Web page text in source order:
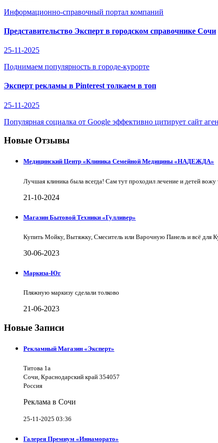
Информационно-справочный портал компаний
Представительство Эксперт в городском справочнике Сочи
25-11-2025
Поднимаем популярность в городе-курорте
Эксперт рекламы в Pinterest толкаем в топ
25-11-2025
Популярная социалка от Google эффективно цитирует сайт
Новые Отзывы
Медицинский Центр «Клиника Семейной Медицины «НАДЕЖДА»
Лучшая клиника была всегда! Сам тут проходил лечение и детей вожу
21-10-2024
Магазин Бытовой Техники «Гулливер»
Купить Мойку, Вытяжку, Смеситель или Варочную Панель и всё для
30-06-2023
Маркиза-Юг
Пляжную маркизу сделали толково
21-06-2023
Новые Записи
Рекламный Магазин «Эксперт»
Титова 1а
Сочи, Краснодарский край 354057
Россия
Реклама в Сочи
25-11-2025 03:36
Галерея Премиум «Иннаморато»